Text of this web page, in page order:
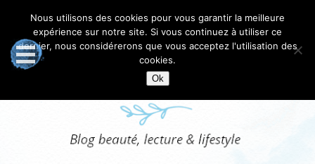
Nous utilisons des cookies pour vous garantir la meilleure
expérience sur notre site. Si vous continuez à utiliser ce
dernier, nous considérerons que vous acceptez l'utilisation des
cookies.
Ok